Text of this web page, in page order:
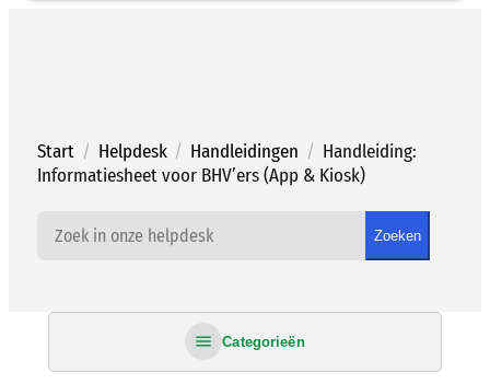
Start / Helpdesk / Handleidingen / Handleiding:
Informatiesheet voor BHV’ers (App & Kiosk)
Zoeken
Categorieën